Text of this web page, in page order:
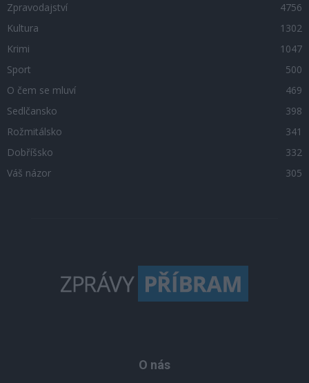
Zpravodajství
4756
Kultura
1302
Krimi
1047
Sport
500
O čem se mluví
469
Sedlčansko
398
Rožmitálsko
341
Dobříšsko
332
Váš názor
305
O nás